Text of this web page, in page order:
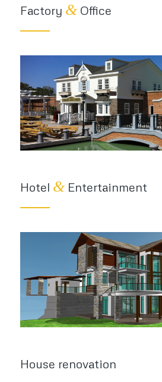
Factory &Office
Hotel &Entertainment
House renovation